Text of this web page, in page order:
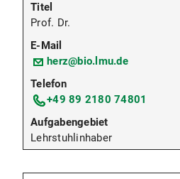
Prof. Dr.
herz@bio.lmu.de
+49 89 2180 74801
Lehrstuhlinhaber